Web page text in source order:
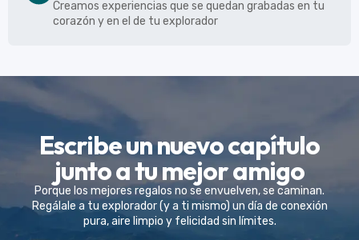
Creamos experiencias que se quedan grabadas en tu
corazón y en el de tu explorador
Escribe un nuevo capítulo
junto a tu mejor amigo
Porque los mejores regalos no se envuelven, se caminan.
Regálale a tu explorador (y a ti mismo) un día de conexión
pura, aire limpio y felicidad sin límites.